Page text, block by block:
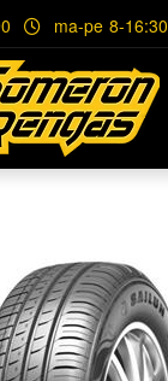
ma-pe 8-16:30